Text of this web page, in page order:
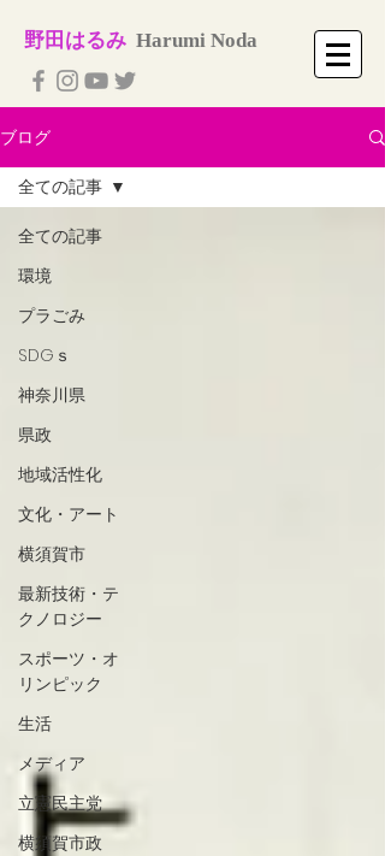
​野田はるみ Harumi No​da
ブログ
全ての記事
環境
プラごみ
SDGｓ
神奈川県
県政
地域活性化
文化・アート
横須賀市
最新技術・テ
クノロジー
スポーツ・オ
リンピック
生活
メディア
立憲民主党
横須賀市政
全ての記事